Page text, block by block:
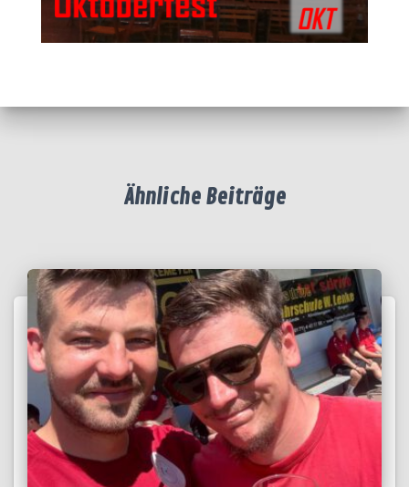
Ähnliche Beiträge